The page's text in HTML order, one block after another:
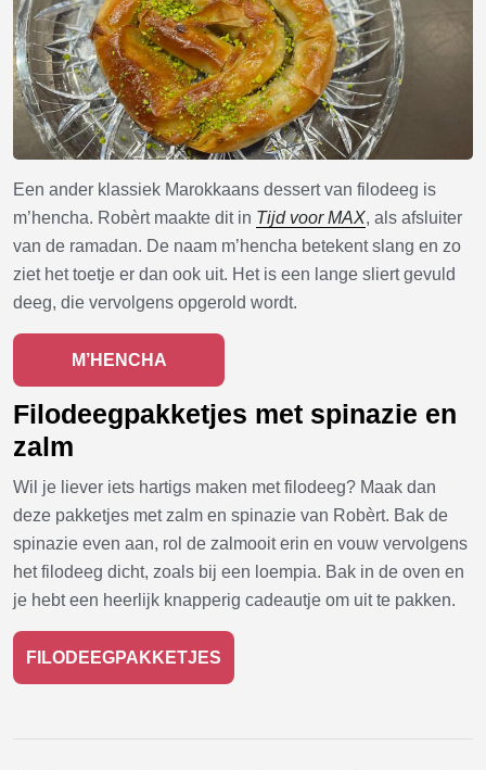
Een ander klassiek Marokkaans dessert van filodeeg is
m’hencha. Robèrt maakte dit in Tijd voor MAX, als afsluiter
van de ramadan. De naam m’hencha betekent slang en zo
ziet het toetje er dan ook uit. Het is een lange sliert gevuld
deeg, die vervolgens opgerold wordt.
M’HENCHA
Filodeegpakketjes met spinazie en
zalm
Wil je liever iets hartigs maken met filodeeg? Maak dan
deze pakketjes met zalm en spinazie van Robèrt. Bak de
spinazie even aan, rol de zalmooit erin en vouw vervolgens
het filodeeg dicht, zoals bij een loempia. Bak in de oven en
je hebt een heerlijk knapperig cadeautje om uit te pakken.
FILODEEGPAKKETJES